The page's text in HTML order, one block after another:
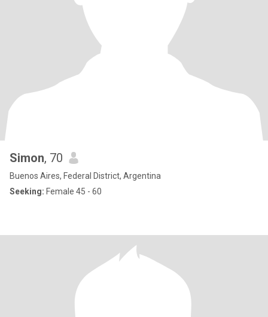
Simon, 70
Buenos Aires, Federal District, Argentina
Seeking: Female 45 - 60